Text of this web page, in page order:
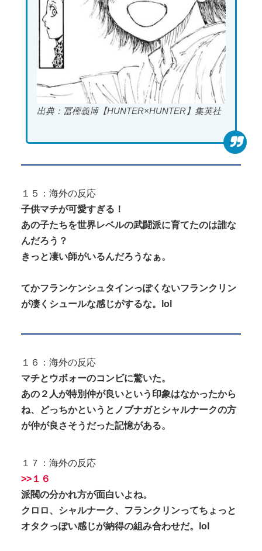
出典：冨樫義博【HUNTER×HUNTER】集英社
１５：海外の反応
子供マチが可愛すぎる！
あの子たちを世界レベルの武闘派に育てたのは誰な
んだろう？
きっと凄い師がいるんだろうなぁ。
てかフランケンシュタインっぽくないフランクリン
が凄くシュールな感じがするな。lol
１６：海外の反応
マチとウボォーのコンビに驚いた。
あの２人が特別仲が良いという印象はなかったから
ね、どっちかというとノブナガとシャルナークの方
が仲が良さそうだった記憶がある。
１７：海外の反応
>>１６
派閥の分かれ方が面白いよね。
クロロ、シャルナーク、フランクリンってちょっと
オタクっぽい感じが納得の組み合わせだ。lol